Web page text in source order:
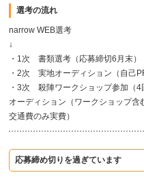
選考の流れ
narrow WEB選考
↓
・1次 書類選考（応募締切6月末）
・2次 実地オーディション（自己
・3次 殺陣ワークショップ参加（
オーディション（ワークショップ
交通費のみ実費）
応募締め切りを過ぎています